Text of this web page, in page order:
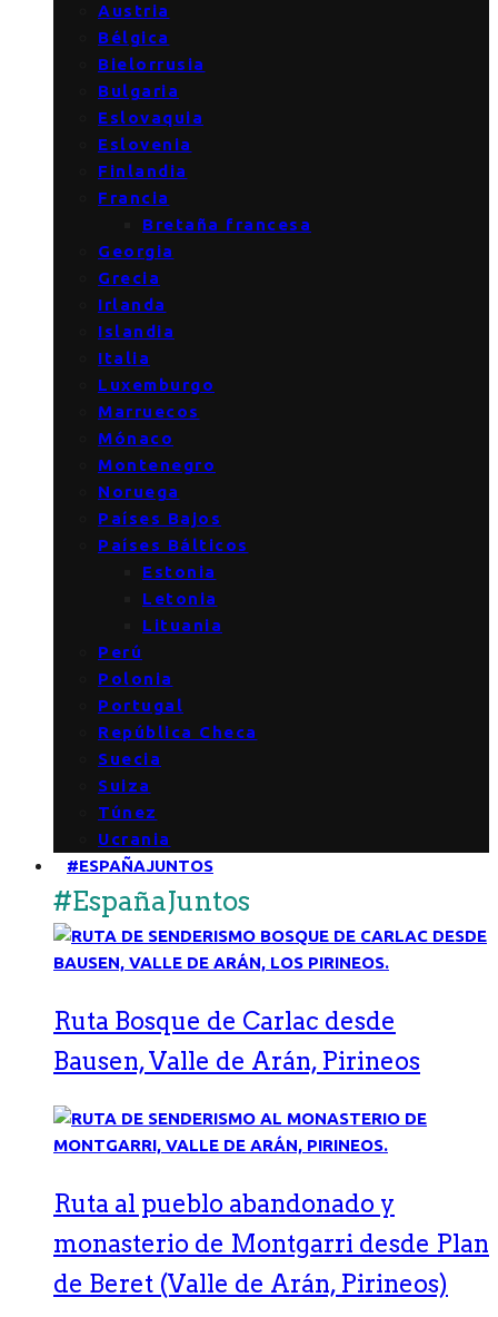
Austria
Bélgica
Bielorrusia
Bulgaria
Eslovaquia
Eslovenia
Finlandia
Francia
Bretaña francesa
Georgia
Grecia
Irlanda
Islandia
Italia
Luxemburgo
Marruecos
Mónaco
Montenegro
Noruega
Países Bajos
Países Bálticos
Estonia
Letonia
Lituania
Perú
Polonia
Portugal
República Checa
Suecia
Suiza
Túnez
Ucrania
#ESPAÑAJUNTOS
#EspañaJuntos
Ruta Bosque de Carlac desde
Bausen, Valle de Arán, Pirineos
Ruta al pueblo abandonado y
monasterio de Montgarri desde Plan
de Beret (Valle de Arán, Pirineos)